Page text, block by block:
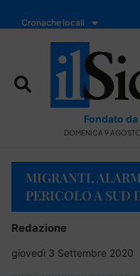
Cronache locali
Fondato
DOMENICA 9
MIGRANTI,
PERICOLO A SUD
Redazione
giovedì 3 Settembre 2020